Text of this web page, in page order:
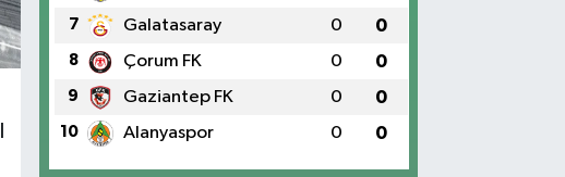
7 Galatasaray 0 0
8 Çorum FK 0 0
9 Gaziantep FK 0 0
10 Alanyaspor 0 0